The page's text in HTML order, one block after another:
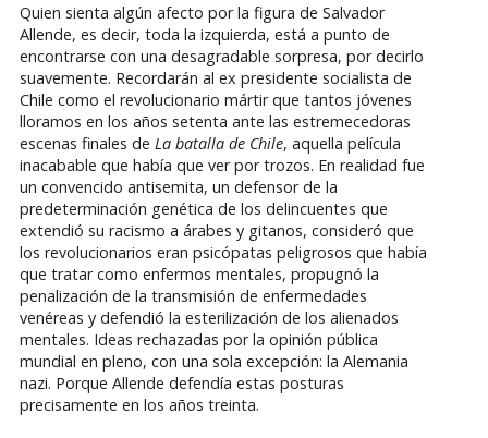
Quien sienta algún afecto por la figura de Salvador
Allende, es decir, toda la izquierda, está a punto de
encontrarse con una desagradable sorpresa, por decirlo
suavemente. Recordarán al ex presidente socialista de
Chile como el revolucionario mártir que tantos jóvenes
lloramos en los años setenta ante las estremecedoras
escenas finales de La batalla de Chile, aquella película
inacabable que había que ver por trozos. En realidad fue
un convencido antisemita, un defensor de la
predeterminación genética de los delincuentes que
extendió su racismo a árabes y gitanos, consideró que
los revolucionarios eran psicópatas peligrosos que había
que tratar como enfermos mentales, propugnó la
penalización de la transmisión de enfermedades
venéreas y defendió la esterilización de los alienados
mentales. Ideas rechazadas por la opinión pública
mundial en pleno, con una sola excepción: la Alemania
nazi. Porque Allende defendía estas posturas
precisamente en los años treinta.